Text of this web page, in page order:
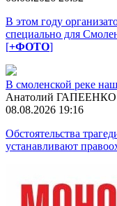
В этом году
специально для
[+ФОТО]
В смоленской реке
Анатолий ГАПЕЕНКО
08.08.2026 19:16
Обстоятельства
устанавливают